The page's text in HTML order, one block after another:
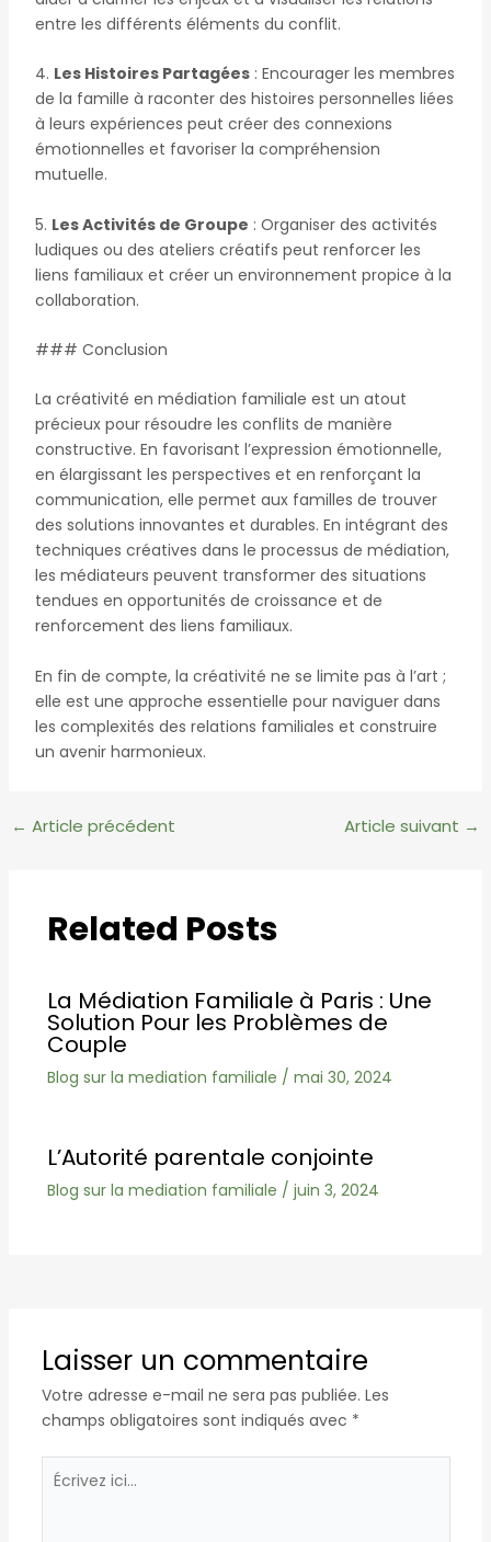
entre les différents éléments du conflit.
4. Les Histoires Partagées: Encourager les membres
de la famille à raconter des histoires personnelles liées
à leurs expériences peut créer des connexions
émotionnelles et favoriser la compréhension
mutuelle.
5. Les Activités de Groupe : Organiser des activités
ludiques ou des ateliers créatifs peut renforcer les
liens familiaux et créer un environnement propice à la
collaboration.
### Conclusion
La créativité en médiation familiale est un atout
précieux pour résoudre les conflits de manière
constructive. En favorisant l’expression émotionnelle,
en élargissant les perspectives et en renforçant la
communication, elle permet aux familles de trouver
des solutions innovantes et durables. En intégrant des
techniques créatives dans le processus de médiation,
les médiateurs peuvent transformer des situations
tendues en opportunités de croissance et de
renforcement des liens familiaux.
En fin de compte, la créativité ne se limite pas à l’art ;
elle est une approche essentielle pour naviguer dans
les complexités des relations familiales et construire
un avenir harmonieux.
Navigation
← Article précédent Article suivant →
Related Posts
La Médiation Familiale à Paris : Une
Solution Pour les Problèmes de
Couple
Blog sur la mediation familiale / mai 30, 2024
L’Autorité parentale conjointe
Blog sur la mediation familiale / juin 3, 2024
Laisser un commentaire
Votre adresse e-mail ne sera pas publiée. Les
champs obligatoires sont indiqués avec *
Écrivez
ici…